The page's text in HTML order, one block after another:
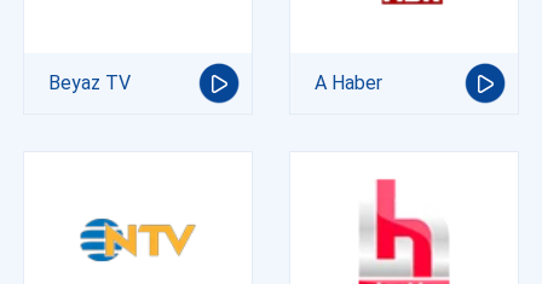
Beyaz TV A Haber